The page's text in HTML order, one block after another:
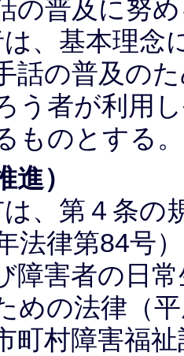
の普及に努
、基本理念
話の普及の
う者が利用
ものとする。
進）
、第４条の
法律第84号
障害者の日
めの法律（
町村障害福